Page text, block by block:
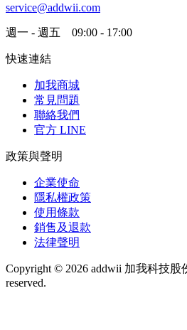
service@addwii.com
週一 - 週五 09:00 - 17:00
快速連結
加我商城
常見問題
聯絡我們
官方 LINE
政策與聲明
企業使命
隱私權政策
使用條款
銷售及退款
法律聲明
Copyright © 2026 addwii 加我科技股
reserved.